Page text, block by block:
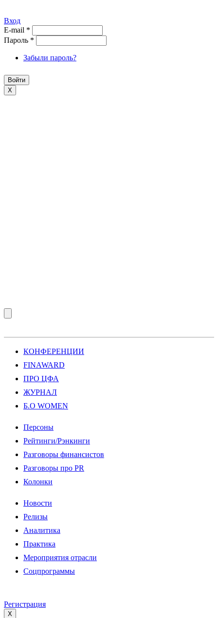
Вход
E-mail *
Пароль *
Забыли пароль?
X
КОНФЕРЕНЦИИ
FINAWARD
ПРО ЦФА
ЖУРНАЛ
Б.О WOMEN
Персоны
Рейтинги/Рэнкинги
Разговоры финансистов
Разговоры про PR
Колонки
Новости
Релизы
Аналитика
Практика
Мероприятия отрасли
Соцпрограммы
Регистрация
X